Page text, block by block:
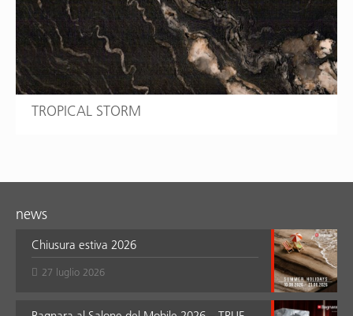
TROPICAL STORM
news
Chiusura estiva 2026
27 luglio 2026